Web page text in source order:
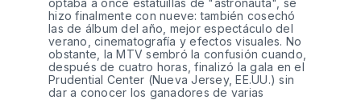
hizo finalmente con nueve: también cosechó
las de álbum del año, mejor espectáculo del
verano, cinematografía y efectos visuales. No
obstante, la MTV sembró la confusión cuando,
después de cuatro horas, finalizó la gala en el
Prudential Center (Nueva Jersey, EE.UU.) sin
dar a conocer los ganadores de varias